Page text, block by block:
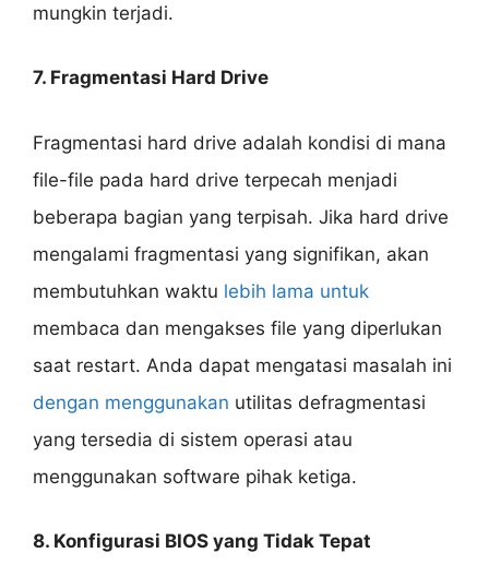
mungkin terjadi.
7. Fragmentasi Hard Drive
Fragmentasi hard drive adalah kondisi di mana
file-file pada hard drive terpecah menjadi
beberapa bagian yang terpisah. Jika hard drive
mengalami fragmentasi yang signifikan, akan
membutuhkan waktu lebih lama untuk
membaca dan mengakses file yang diperlukan
saat restart. Anda dapat mengatasi masalah ini
dengan menggunakan utilitas defragmentasi
yang tersedia di sistem operasi atau
menggunakan software pihak ketiga.
8. Konfigurasi BIOS yang Tidak Tepat